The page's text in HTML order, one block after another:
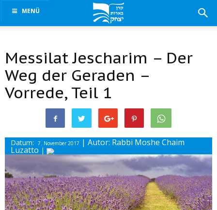
MENÜ
Messilat Jescharim – Der
Weg der Geraden –
Vorrede, Teil 1
Datum: 7. November 2017 | Autor: Rabbi Moshe Chaim
Luzatto |